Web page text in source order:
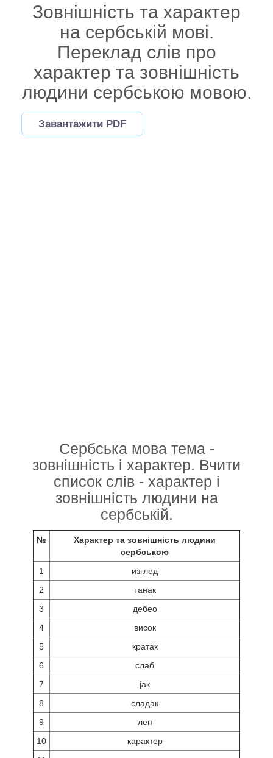
Зовнішність та характер
на сербській мові.
Переклад слів про
характер та зовнішність
людини сербською мовою.
Завантажити PDF
Сербська мова тема -
зовнішність і характер. Вчити
список слів - характер і
зовнішність людини на
сербській.
№
Характер та зовнішність людини
сербською
1
изглед
2
танак
3
дебео
4
висок
5
кратак
6
слаб
7
јак
8
сладак
9
леп
10
карактер